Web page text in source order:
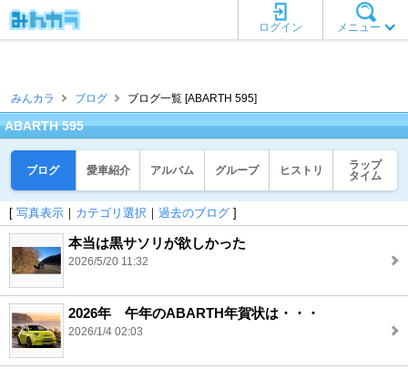
メニュー
ログイン
みんカラ ブログ ブログ一覧 [ABARTH 595]
ABARTH 595
ブログ 愛車紹介 アルバム グループ ヒストリ
ラップ
タイム
[ 写真表示 ｜ カテゴリ選択 ｜ 過去のブログ ]
本当は黒サソリが欲しかった
2026/5/20 11:32
2026年 午年のABARTH年賀状は・・・
2026/1/4 02:03